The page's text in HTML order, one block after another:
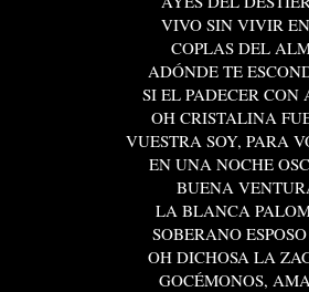
VIVO SIN VIVIR
COPLAS DEL
ADÓNDE TE
SI EL PADECER CON
OH CRISTALINA
VUESTRA SOY, PARA
EN UNA NOCHE
BUENA
LA BLANCA
SOBERANO
OH DICHOSA LA
GOCÉMONOS,